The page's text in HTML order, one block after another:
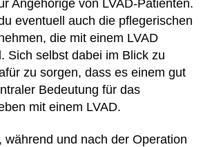
Angehörige von LVAD-Patienten.
eventuell auch die pflegerischen
die mit einem LVAD
Sich selbst dabei im Blick zu
zu sorgen, dass es einem gut
Bedeutung für das
mit einem LVAD.
während und nach der Operation